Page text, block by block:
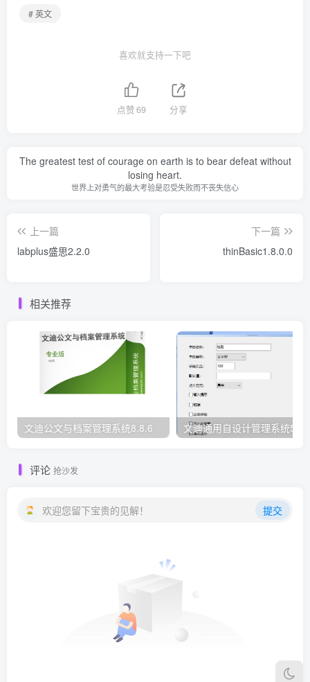
# 英文
喜欢就支持一下吧
点赞69 分享
The greatest test of courage on earth is to bear defeat without
losing heart.
世界上对勇气的最大考验是忍受失败而不丧失信心
上一篇
labplus盛思2.2.0
下一篇
thinBasic1.8.0.0
相关推荐
文迪公文与档案管理系统8.8.6 文迪通用自设计管理系统
评论 抢沙发
欢迎您留下宝贵的见解！ 提交